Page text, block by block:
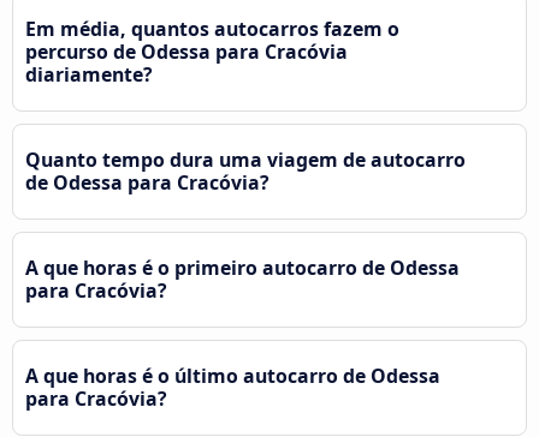
Em média, quantos autocarros fazem o
percurso de Odessa para Cracóvia
diariamente?
Quanto tempo dura uma viagem de autocarro
de Odessa para Cracóvia?
A que horas é o primeiro autocarro de Odessa
para Cracóvia?
A que horas é o último autocarro de Odessa
para Cracóvia?